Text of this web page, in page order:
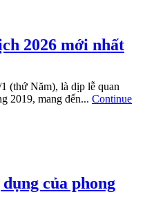
2026 mới nhất
(thứ Năm), là dịp lễ quan
2019, mang đến... Continue
của phong